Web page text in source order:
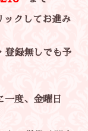
ックしてお進み
登録無しでも予
度、金曜日